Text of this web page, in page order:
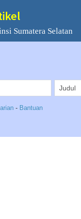
Sumatera Selatan
- Bantuan